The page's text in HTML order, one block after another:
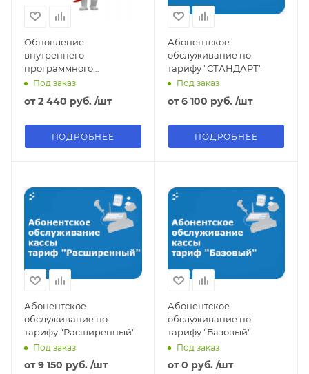
Обновление
внутреннего
программного
обеспечения онлайн
Под заказ
от2 440 руб. /шт
ПОДРОБНЕЕ
Абонентское
обслуживание по
тарифу "СТАНДАРТ"
Под заказ
от6 100 руб. /шт
ПОДРОБНЕЕ
Абонентское
обслуживание по
тарифу "Расширенный"
Под заказ
от9 150 руб. /шт
Абонентское
обслуживание по
тарифу "Базовый"
Под заказ
от0 руб. /шт